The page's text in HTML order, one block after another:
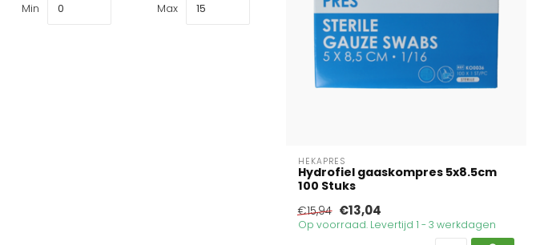
Min Max
HEKAPRES
Hydrofiel gaaskompres 5x8.5cm
100 Stuks
€15,94 €13,04
Op voorraad. Levertijd 1 - 3 werkdagen